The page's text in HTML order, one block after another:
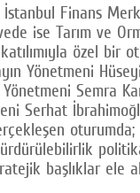
Finans
ise Tarım ve
katılımıyla özel bir
Yönetmeni
Semra
Serhat
başlıklar ele